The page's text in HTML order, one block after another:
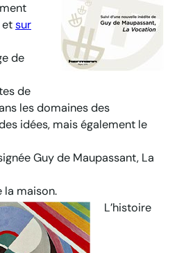
etsur
de
de
les domaines des
idées, mais également le
Guy de Maupassant, La
la maison.
L’histoire